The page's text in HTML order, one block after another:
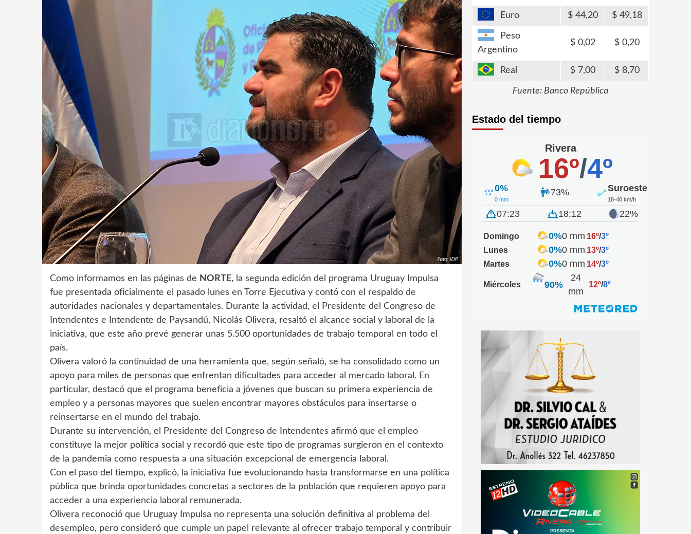
Como informamos en las páginas de NORTE, la segunda edición del programa Uruguay Impulsa
fue presentada oficialmente el pasado lunes en Torre Ejecutiva y contó con el respaldo de
autoridades nacionales y departamentales. Durante la actividad, el Presidente del Congreso de
Intendentes e Intendente de Paysandú, Nicolás Olivera, resaltó el alcance social y laboral de la
iniciativa, que este año prevé generar unas 5.500 oportunidades de trabajo temporal en todo el
país.
Olivera valoró la continuidad de una herramienta que, según señaló, se ha consolidado como un
apoyo para miles de personas que enfrentan dificultades para acceder al mercado laboral. En
particular, destacó que el programa beneficia a jóvenes que buscan su primera experiencia de
empleo y a personas mayores que suelen encontrar mayores obstáculos para insertarse o
reinsertarse en el mundo del trabajo.
Durante su intervención, el Presidente del Congreso de Intendentes afirmó que el empleo
constituye la mejor política social y recordó que este tipo de programas surgieron en el contexto
de la pandemia como respuesta a una situación excepcional de emergencia laboral.
Con el paso del tiempo, explicó, la iniciativa fue evolucionando hasta transformarse en una política
pública que brinda oportunidades concretas a sectores de la población que requieren apoyo para
acceder a una experiencia laboral remunerada.
Olivera reconoció que Uruguay Impulsa no representa una solución definitiva al problema del
desempleo, pero consideró que cumple un papel relevante al ofrecer trabajo temporal y contribuir
Euro 44,20 49,18
Peso
Argentino
0,02 0,20
Real 7,00 8,70
Fuente: Banco República
Estado del tiempo
Rivera
16º/4º
0%
0 mm
73% Suroeste
18-40 km/h
07:23 18:12 22%
Domingo 0%0 mm 16º/3º
Lunes
0%0 mm 13º/3º
Martes
0%0 mm 14º/3º
Miércoles 90%
24
mm
12º/8º